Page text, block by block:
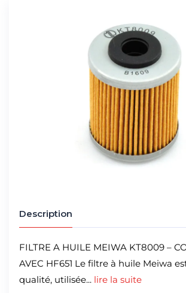
Description
FILTRE A HUILE MEIWA KT8009 –
AVEC HF651 Le filtre à huile Meiwa
qualité, utilisée... lire la suite